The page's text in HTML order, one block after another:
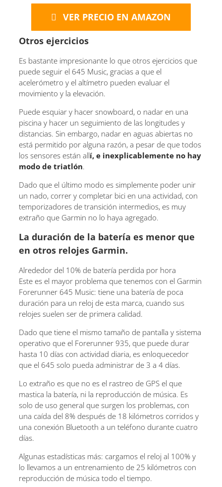
VER PRECIO EN AMAZON
Otros ejercicios
Es bastante impresionante lo que otros ejercicios que
puede seguir el 645 Music, gracias a que el
acelerómetro y el altímetro pueden evaluar el
movimiento y la elevación.
Puede esquiar y hacer snowboard, o nadar en una
piscina y hacer un seguimiento de las longitudes y
distancias. Sin embargo, nadar en aguas abiertas no
está permitido por alguna razón, a pesar de que todos
los sensores están allí, e inexplicablemente no hay
modo de triatlón.
Dado que el último modo es simplemente poder unir
un nado, correr y completar bici en una actividad, con
temporizadores de transición intermedios, es muy
extraño que Garmin no lo haya agregado.
La duración de la batería es menor que
en otros relojes Garmin.
Alrededor del 10% de batería perdida por hora
Este es el mayor problema que tenemos con el Garmin
Forerunner 645 Music: tiene una batería de poca
duración para un reloj de esta marca, cuando sus
relojes suelen ser de primera calidad.
Dado que tiene el mismo tamaño de pantalla y sistema
operativo que el Forerunner 935, que puede durar
hasta 10 días con actividad diaria, es enloquecedor
que el 645 solo pueda administrar de 3 a 4 días.
Lo extraño es que no es el rastreo de GPS el que
mastica la batería, ni la reproducción de música. Es
solo de uso general que surgen los problemas, con
una caída del 8% después de 18 kilómetros corridos y
una conexión Bluetooth a un teléfono durante cuatro
días.
Algunas estadísticas más: cargamos el reloj al 100% y
lo llevamos a un entrenamiento de 25 kilómetros con
reproducción de música todo el tiempo.